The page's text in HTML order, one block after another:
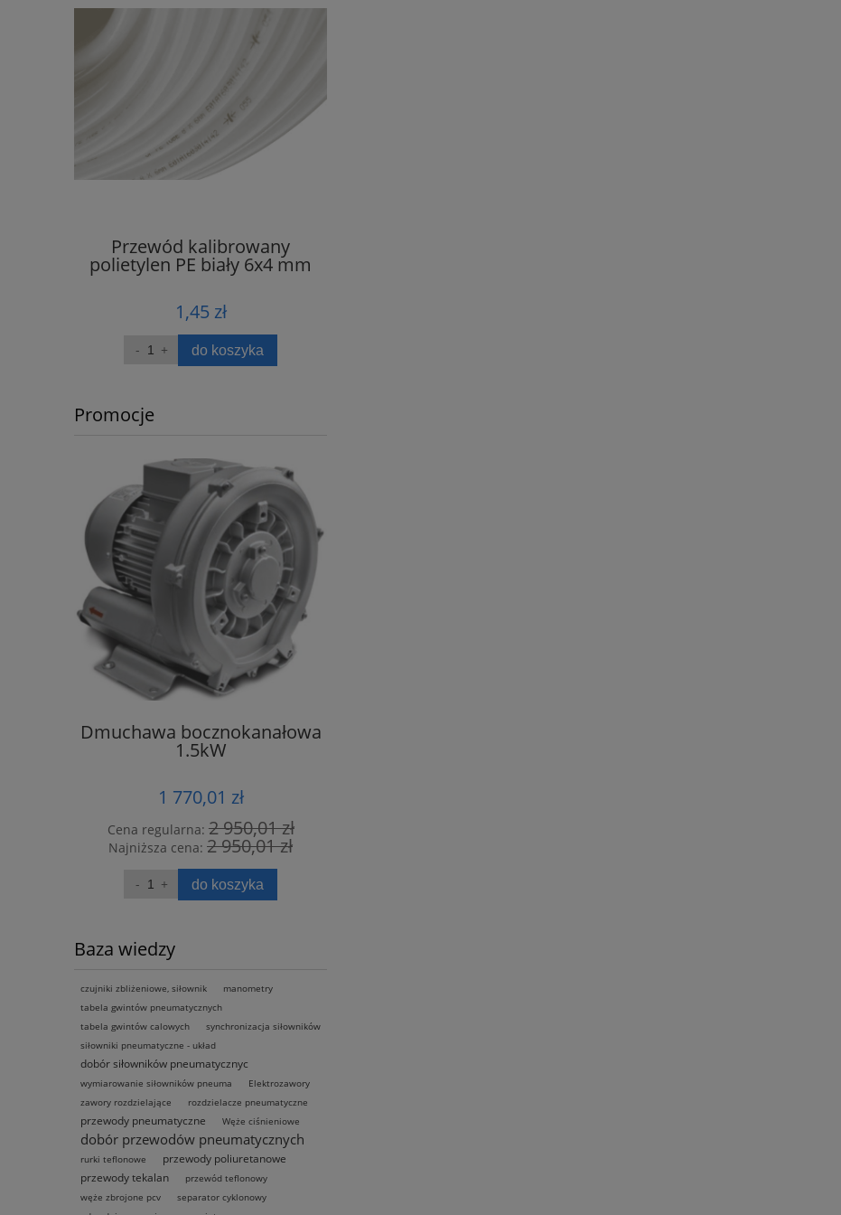
Przewód kalibrowany
polietylen PE biały 6x4 mm
1,45 zł
do koszyka
Promocje
Dmuchawa bocznokanałowa
1.5kW
1 770,01 zł
Cena regularna: 2 950,01 zł
Najniższa cena: 2 950,01 zł
do koszyka
Baza wiedzy
czujniki zbliżeniowe, siłownik
manometry
tabela gwintów pneumatycznych
tabela gwintów calowych
synchronizacja siłowników
siłowniki pneumatyczne - układ
dobór siłowników pneumatycznyc
wymiarowanie siłowników pneuma
Elektrozawory
zawory rozdzielające
rozdzielacze pneumatyczne
przewody pneumatyczne Węże ciśnieniowe
dobór przewodów pneumatycznych
rurki teflonowe
przewody poliuretanowe
przewody tekalan
przewód teflonowy
węże zbrojone pcv
separator cyklonowy